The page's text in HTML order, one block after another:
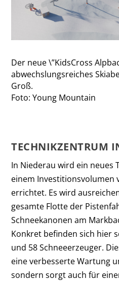
Der neue \”KidsCross
abwechslungsreiches
Groß.
Foto: Young Mountain
TECHNIKZENTRUM
In Niederau wird ein neues
einem Investitionsvolumen
errichtet. Es wird
gesamte Flotte der
Schneekanonen am
Konkret befinden sich hier
und 58 Schneeerzeuger.
eine verbesserte Wartung
sondern sorgt auch für